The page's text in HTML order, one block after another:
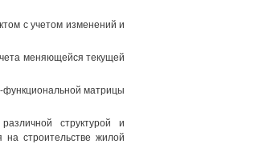
с учетом изменений и
меняющейся текущей
функциональной матрицы
структурой и
строительстве жилой